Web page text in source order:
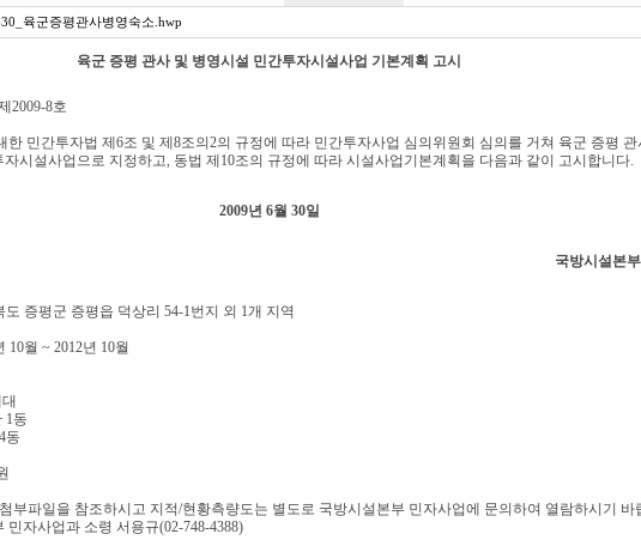
육군증평관사병영숙소.hwp
육군 증평 관사 및 병영시설 민간투자시설사업 기본계획 고시
2009-8호
한 민간투자법 제6조 및 제8조의2의 규정에 따라 민간투자사업 심의위원회 심의를 거쳐 육군 증평 관
자시설사업으로 지정하고, 동법 제10조의 규정에 따라 시설사업기본계획을 다음과 같이 고시합니다.
2009년 6월 30일
국방시설본
도 증평군 증평읍 덕상리 54-1번지 외 1개 지역
10월 ~ 2012년 10월
1동
동
부파일을 참조하시고 지적/현황측량도는 별도로 국방시설본부 민자사업에 문의하여 열람하시기 바
민자사업과 소령 서용규(02-748-4388)